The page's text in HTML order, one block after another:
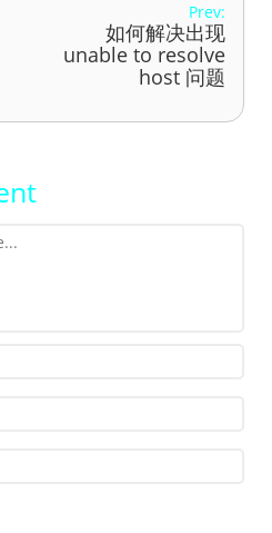
Prev:
如何解决出现
unable to resolve
host 问题